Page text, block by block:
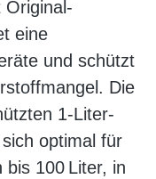
Original-
eine
und schützt
Die
1-Liter-
optimal für
bis 100 Liter, in